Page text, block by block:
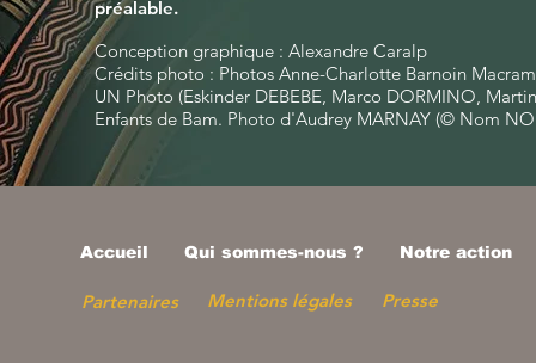
préalable.
Conception graphique : Alexandre Caralp
Crédits photo : Photos Anne-Charlotte Barnoin
UN Photo (Eskinder DEBEBE, Marco DORMINO,
Enfants de Bam. Photo d'Audrey MARNAY (© Nom
Accueil Qui sommes-nous ? Notre action
Partenaires Mentions légales Presse